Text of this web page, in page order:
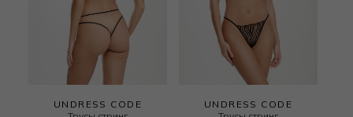
UNDRESS CODE
UNDRESS CODE